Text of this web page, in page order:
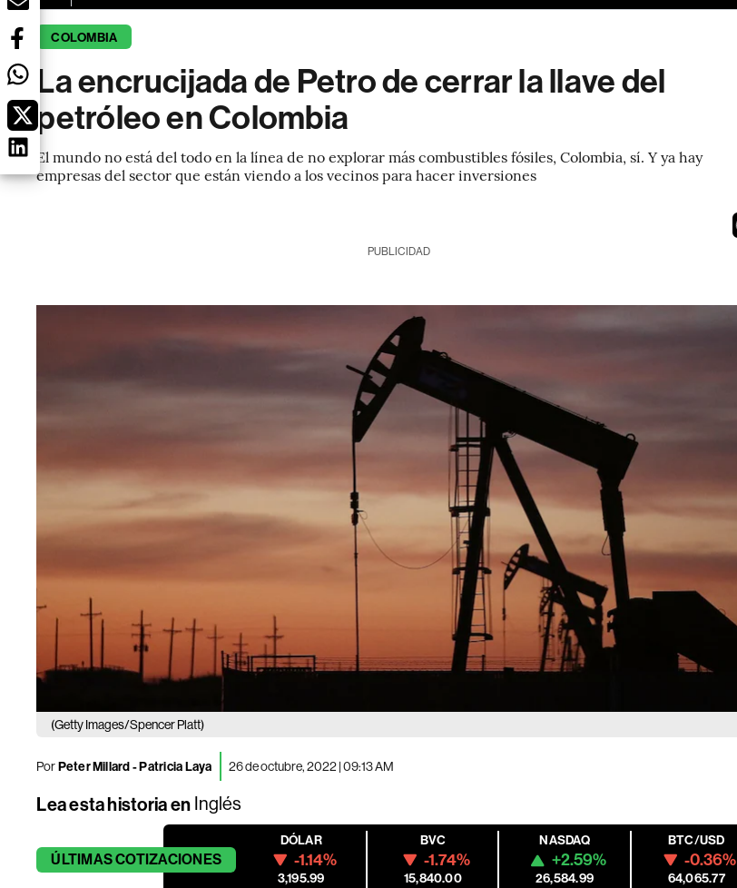
COLOMBIA
La encrucijada de Petro de cerrar la llave del
petróleo en Colombia
El mundo no está del todo en la línea de no explorar más combustibles fósiles, Colombia, sí. Y ya hay
empresas del sector que están viendo a los vecinos para hacer inversiones
PUBLICIDAD
(Getty Images/Spencer Platt)
PorPeter Millard - Patricia Laya 26 de octubre, 2022 | 09:13 AM
Lea esta historia en Inglés
ÚLTIMASCOTIZACIONES
DÓLAR
-1.14%
3,195.99
BVC
-1.74%
15,840.00
NASDAQ
+2.59%
26,584.99
BTC/USD
-0.36%
64,065.77